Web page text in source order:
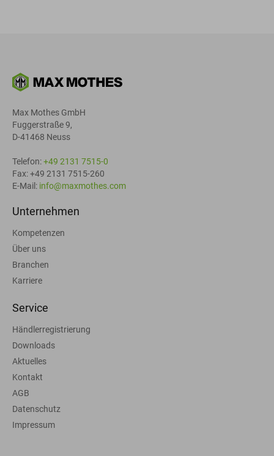
Max Mothes GmbH
Fuggerstraße 9,
D-41468 Neuss
Telefon:+49 2131 7515-0
Fax: +49 2131 7515-260
E-Mail: info@maxmothes.com
Unternehmen
Kompetenzen
Über uns
Branchen
Karriere
Service
Händlerregistrierung
Downloads
Aktuelles
Kontakt
AGB
Datenschutz
Impressum